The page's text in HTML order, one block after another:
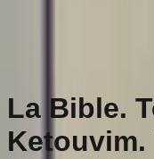
La Bible.
Ketouvim.